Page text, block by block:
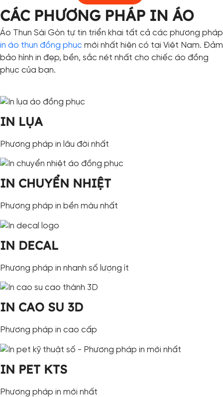
CÁC PHƯƠNG PHÁP IN ÁO
Áo Thun Sài Gòn tự tin triển khai tất cả các phương pháp
in áo thun đồng phục mới nhất hiện có tại Việt Nam. Đảm
bảo hình in đẹp, bền, sắc nét nhất cho chiếc áo đồng
phục của bạn.
IN LỤA
Phương pháp in lâu đời nhất
IN CHUYỂN NHIỆT
Phương pháp in bền màu nhất
IN DECAL
Phương pháp in nhanh số lượng ít
IN CAO SU 3D
Phương pháp in cao cấp
IN PET KTS
Phương pháp in mới nhất